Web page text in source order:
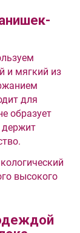
и мягкий из
для
образует
держит
высокого